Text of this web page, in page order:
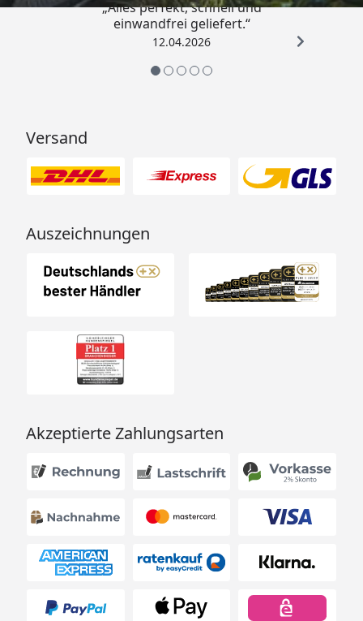
„Alles perfekt, schnell und
einwandfrei geliefert.“
12.04.2026
Versand
Auszeichnungen
Akzeptierte Zahlungsarten